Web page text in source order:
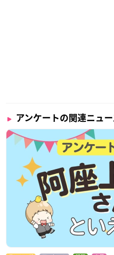
アンケートの関連ニュ